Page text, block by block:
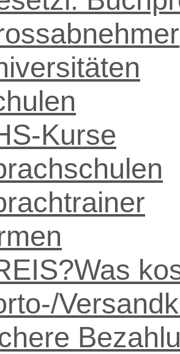
Kurse